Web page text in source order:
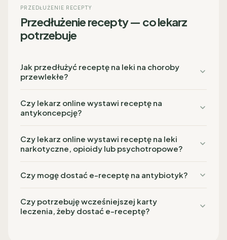
PRZEDŁUŻENIE RECEPTY
Przedłużenie recepty — co lekarz
potrzebuje
Jak przedłużyć receptę na leki na choroby
przewlekłe?
Czy lekarz online wystawi receptę na
antykoncepcję?
Czy lekarz online wystawi receptę na leki
narkotyczne, opioidy lub psychotropowe?
Czy mogę dostać e-receptę na antybiotyk?
Czy potrzebuję wcześniejszej karty
leczenia, żeby dostać e-receptę?